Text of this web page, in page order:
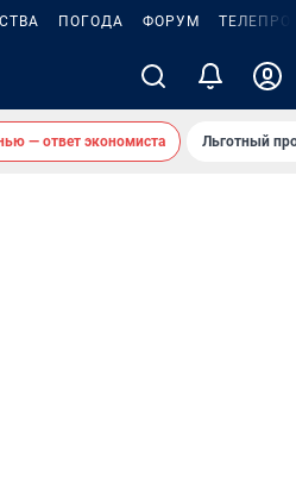
ПОГОДА ФОРУМ
— ответ экономиста Льготный